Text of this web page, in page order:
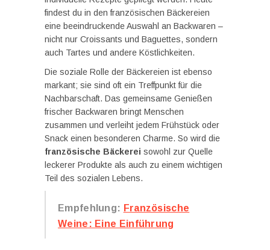
findest du in den französischen Bäckereien
eine beeindruckende Auswahl an Backwaren –
nicht nur Croissants und Baguettes, sondern
auch Tartes und andere Köstlichkeiten.
Die soziale Rolle der Bäckereien ist ebenso
markant; sie sind oft ein Treffpunkt für die
Nachbarschaft. Das gemeinsame Genießen
frischer Backwaren bringt Menschen
zusammen und verleiht jedem Frühstück oder
Snack einen besonderen Charme. So wird die
französische Bäckerei sowohl zur Quelle
leckerer Produkte als auch zu einem wichtigen
Teil des sozialen Lebens.
Empfehlung: Französische
Weine: Eine Einführung